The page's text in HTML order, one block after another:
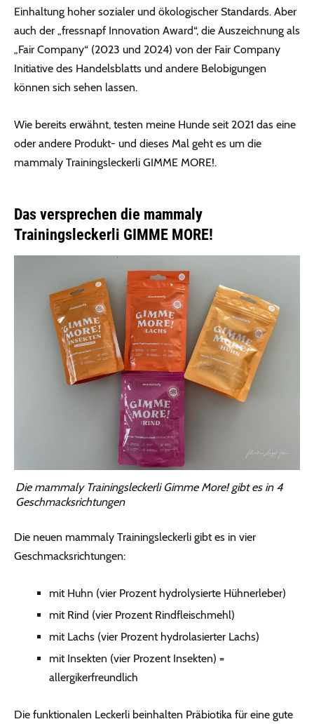
Einhaltung hoher sozialer und ökologischer Standards. Aber
auch der „fressnapf Innovation Award“, die Auszeichnung als
„Fair Company“ (2023 und 2024) von der Fair Company
Initiative des Handelsblatts und andere Belobigungen
können sich sehen lassen.
Wie bereits erwähnt, testen meine Hunde seit 2021 das eine
oder andere Produkt- und dieses Mal geht es um die
mammaly Trainingsleckerli GIMME MORE!.
Das versprechen die mammaly
Trainingsleckerli GIMME MORE!
Die mammaly Trainingsleckerli Gimme More! gibt es in 4
Geschmacksrichtungen
Die neuen mammaly Trainingsleckerli gibt es in vier
Geschmacksrichtungen:
mit Huhn (vier Prozent hydrolysierte Hühnerleber)
mit Rind (vier Prozent Rindfleischmehl)
mit Lachs (vier Prozent hydrolasierter Lachs)
mit Insekten (vier Prozent Insekten) =
allergikerfreundlich
Die funktionalen Leckerli beinhalten Präbiotika für eine gute